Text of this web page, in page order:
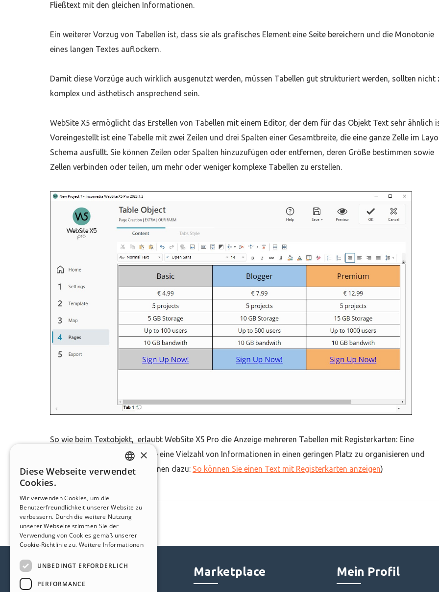
Fließtext mit den gleichen Informationen.
Ein weiterer Vorzug von Tabellen ist, dass sie als grafisches Element eine Seite bereichern und die Monotonie
eines langen Textes auflockern.
Damit diese Vorzüge auch wirklich ausgenutzt werden, müssen Tabellen gut strukturiert werden, sollten nicht
komplex und ästhetisch ansprechend sein.
WebSite X5 ermöglicht das Erstellen von Tabellen mit einem Editor, der dem für das Objekt Text sehr ähnlich
Voreingestellt ist eine Tabelle mit zwei Zeilen und drei Spalten einer Gesamtbreite, die eine ganze Zelle im
Schema ausfüllt. Sie können Zeilen oder Spalten hinzuzufügen oder entfernen, deren Größe bestimmen sowie
Zellen verbinden oder teilen, um mehr oder weniger komplexe Tabellen zu erstellen.
So wie beim Textobjekt, erlaubt WebSite X5 Pro die Anzeige mehreren Tabellen mit Registerkarten: Eine
praktische und effektive Weise eine Vielzahl von Informationen in einen geringen Platz zu organisieren und
präsentieren (mehr Informationen dazu: So können Sie einen Text mit Registerkarten anzeigen)
Help Center Marketplace Mein Profil
ENGLISH
GERMAN
SPANISH
PORTUGUESE
×
Diese Webseite verwendet
Cookies.
Wir verwenden Cookies, um die
Benutzerfreundlichkeit unserer Website zu
verbessern. Durch die weitere Nutzung
unserer Webseite stimmen Sie der
Verwendung von Cookies gemäß unserer
Cookie-Richtlinie zu. Weitere Informationen
UNBEDINGT ERFORDERLICH
PERFORMANCE